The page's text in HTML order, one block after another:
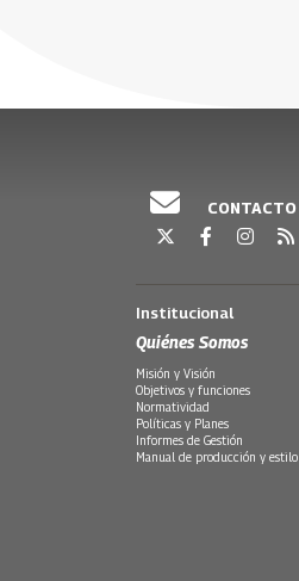
CONTACTO
Institucional
Quiénes Somos
Misión y Visión
Objetivos y funciones
Normatividad
Políticas y Planes
Informes de Gestión
Manual de producción y estilo